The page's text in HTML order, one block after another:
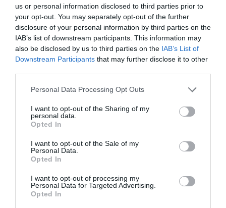
us or personal information disclosed to third parties prior to
your opt-out. You may separately opt-out of the further
disclosure of your personal information by third parties on the
IAB’s list of downstream participants. This information may
also be disclosed by us to third parties on the IAB’s List of
Downstream Participants that may further disclose it to other
Personal Data Processing Opt Outs
I want to opt-out of the Sharing of my
personal data.
Opted In
I want to opt-out of the Sale of my
Personal Data.
Opted In
I want to opt-out of processing my
Personal Data for Targeted Advertising.
Opted In
Cine Estreias HD